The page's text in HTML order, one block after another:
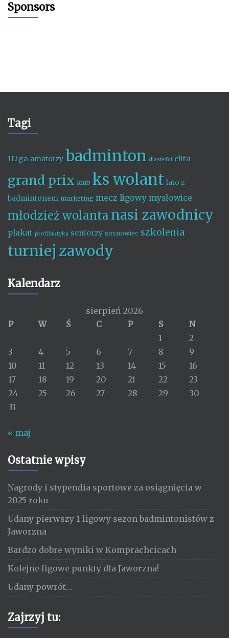
Sponsors
Tagi
1Liga amatorzy badminton dlastefci elita
grand prix klub ks wolant lato z
badmintonem marketing mecz ligowy mysłowice
młodzież wolanta nasi zawodnicy
plakat profilaktyka seniorzy sosnowiec szkolenia
turniej zawody
Kalendarz
sierpień 2026
P
W Ś C P S
N
1
2
3
4 5 6 7 8
9
10
11 12 13 14 15
16
17
18 19 20 21 22
23
24
25 26 27 28 29
30
31
« maj
Ostatnie wpisy
Nagrody i stypendia sportowe za osiągnięcia w
2025 roku
Udany pierwszy 1-ligowy sezon badmintonistów z
Jaworzna
Bardzo dobre wyniki w Komprachcicach
Kolejne ligowe punkty dla Jaworzna!
Udany powrót…
Zajrzyj tu: